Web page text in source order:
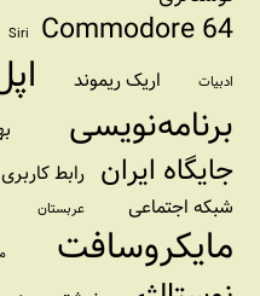
Commodore 64
Siri
ادبیات اریک ریموند
برنامه‌نویسی
جایگاه ایران رابط کاربری
شبکه اجتماعی عربستان
مایکروسافت